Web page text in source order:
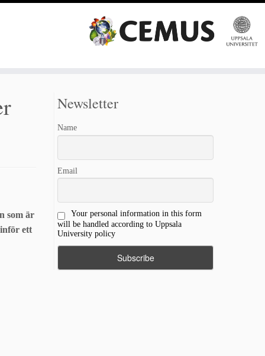
som är
ett
Newsletter
Name
Email
Your personal information in this form
will be handled according to Uppsala
University policy